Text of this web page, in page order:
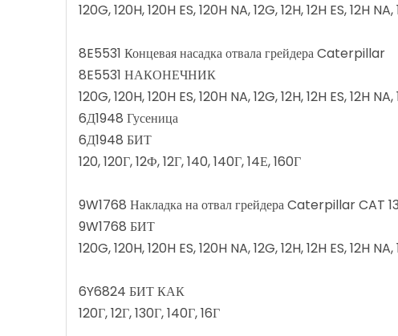
120G, 120H, 120H ES, 120H NA, 12G, 12H, 12H ES, 12H
8E5531 Концевая насадка отвала грейдера Caterpillar
8E5531 НАКОНЕЧНИК
120G, 120H, 120H ES, 120H NA, 12G, 12H, 12H ES, 12H
6Д1948 Гусеница
6Д1948 БИТ
120, 120Г, 12Ф, 12Г, 140, 140Г, 14Е, 160Г
9W1768 Накладка на отвал грейдера Caterpillar CAT
9W1768 БИТ
120G, 120H, 120H ES, 120H NA, 12G, 12H, 12H ES, 12H
6Y6824 БИТ КАК
120Г, 12Г, 130Г, 140Г, 16Г